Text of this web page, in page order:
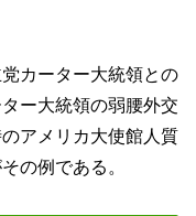
カーター大統領との
ー大統領の弱腰外交
アメリカ大使館人質
の例である。